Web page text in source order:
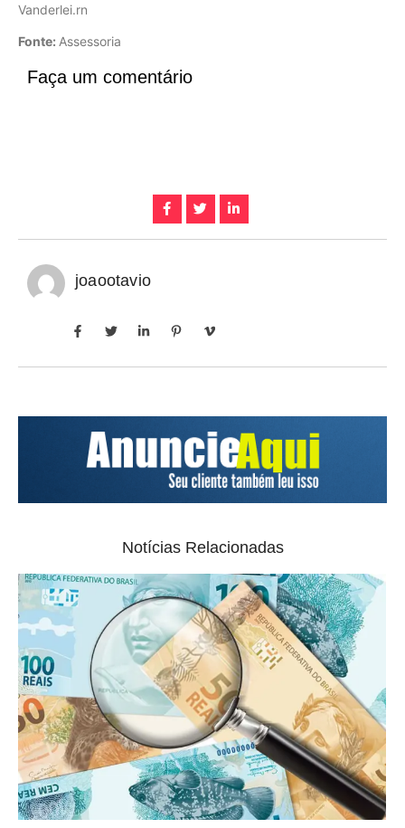
Vanderlei.rn
Fonte: Assessoria
Faça um comentário
joaootavio
Notícias Relacionadas